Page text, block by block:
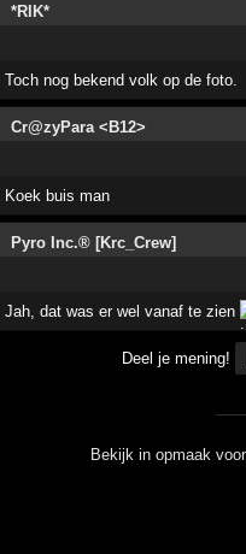
*RIK*
Toch nog bekend volk op de foto.
Cr@zyPara <B12>
Koek buis man
Pyro Inc.® [Krc_Crew]
Jah, dat was er wel vanaf te zien
Deel je mening!
Bekijk in opmaak